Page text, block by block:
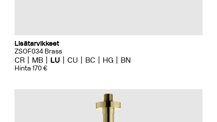
Lisätarvikkeet
ZSOF034 Brass
CR MB LU CU BC HG BN
Hinta 170 €